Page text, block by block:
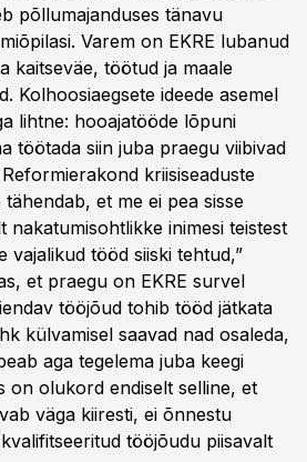
põllumajanduses tänavu
Varem on EKRE lubanud
kaitseväe, töötud ja maale
Kolhoosiaegsete ideede asemel
lihtne: hooajatööde lõpuni
töötada siin juba praegu viibivad
kriisiseaduste
et me ei pea sisse
nakatumisohtlikke inimesi teistest
vajalikud tööd siiski tehtud,”
et praegu on EKRE survel
tööjõud tohib tööd jätkata
külvamisel saavad nad osaleda,
aga tegelema juba keegi
on olukord endiselt selline, et
väga kiiresti, ei õnnestu
tööjõudu piisavalt